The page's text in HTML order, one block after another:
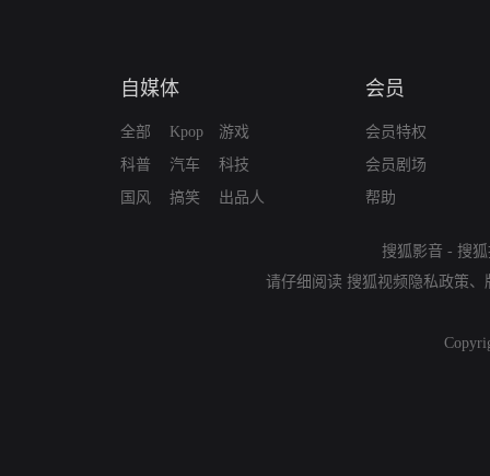
自媒体
全部
科普
国风
Kpop
汽车
搞笑
游戏
科技
出品人
会员
会员特权
会员剧场
帮助
搜狐影音 - 搜
请仔细阅读 搜狐视频隐私政策、